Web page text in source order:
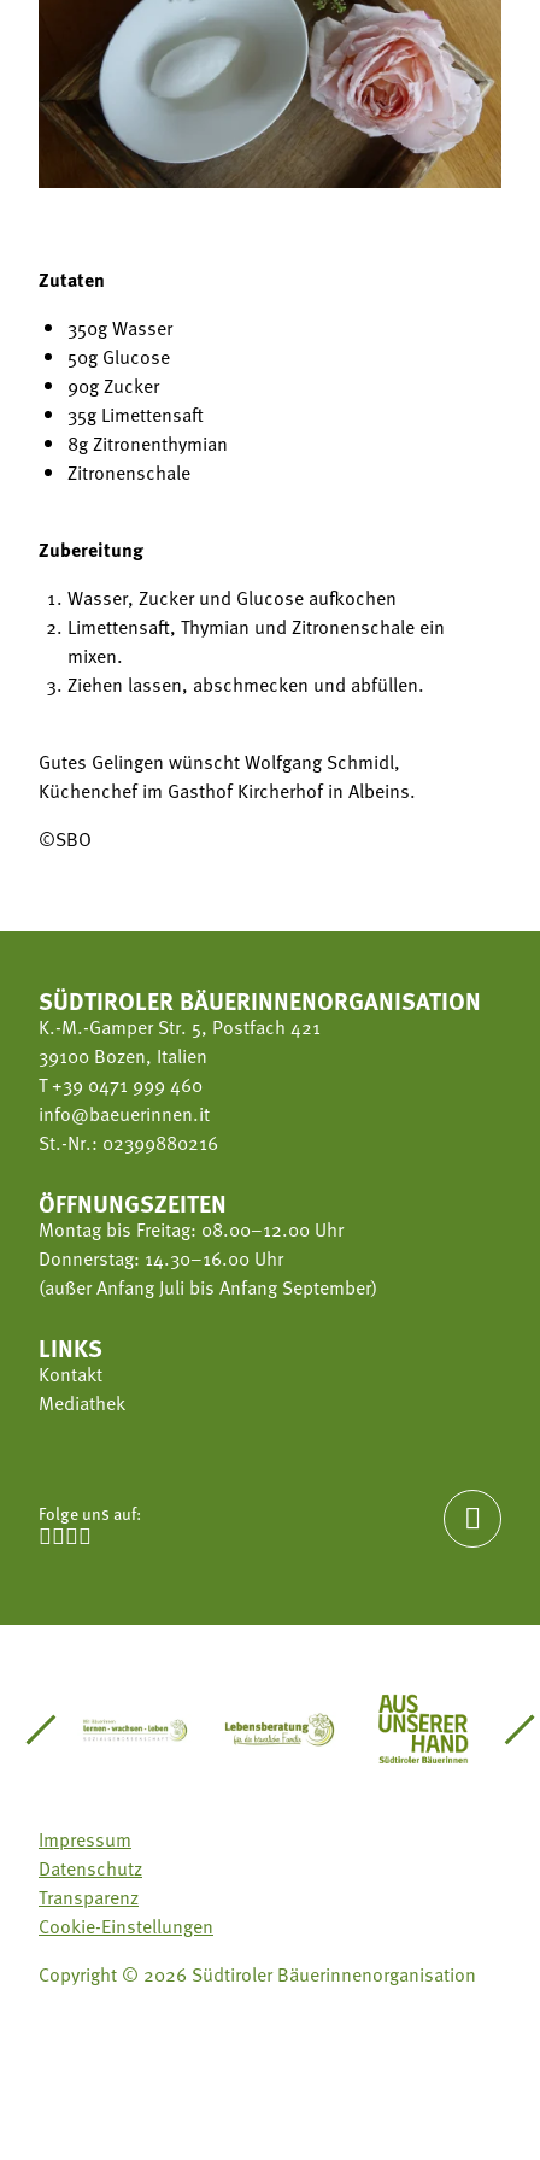
Mitgliedschaft
Landessekretariat
Bäuerliche Buffets
Hofgeschichten
Zutaten
350g Wasser
50g Glucose
90g Zucker
35g Limettensaft
8g Zitronenthymian
Zitronenschale
Zubereitung
Wasser, Zucker und Glucose aufkochen
Limettensaft, Thymian und Zitronenschale ein
mixen.
Ziehen lassen, abschmecken und abfüllen.
Gutes Gelingen wünscht Wolfgang Schmidl,
Küchenchef im Gasthof Kircherhof in Albeins.
©SBO
SÜDTIROLER BÄUERINNENORGANISATION
K.-M.-Gamper Str. 5, Postfach 421
39100 Bozen, Italien
T+39 0471 999 460
info@baeuerinnen.it
St.-Nr.: 02399880216
ÖFFNUNGSZEITEN
Montag bis Freitag: 08.00–12.00 Uhr
Donnerstag: 14.30–16.00 Uhr
(außer Anfang Juli bis Anfang September)
LINKS
Kontakt
Mediathek
Folge uns auf:


Südtirol
Gärtnervereinigung
Sozialgenossenschaft Mit Bäuerinnen lernen -
Lebensberatung für dieAus unserer
Impressum
Datenschutz
Transparenz
Cookie-Einstellungen
Copyright © 2026 Südtiroler Bäuerinnenorganisation